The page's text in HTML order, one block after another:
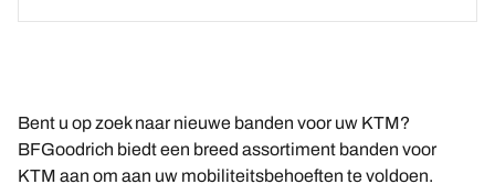
Bent u op zoek naar nieuwe banden voor uw KTM?
BFGoodrich biedt een breed assortiment banden voor
KTM aan om aan uw mobiliteitsbehoeften te voldoen.